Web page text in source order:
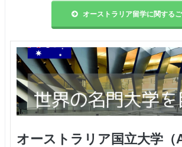
オーストラリア留学に関する